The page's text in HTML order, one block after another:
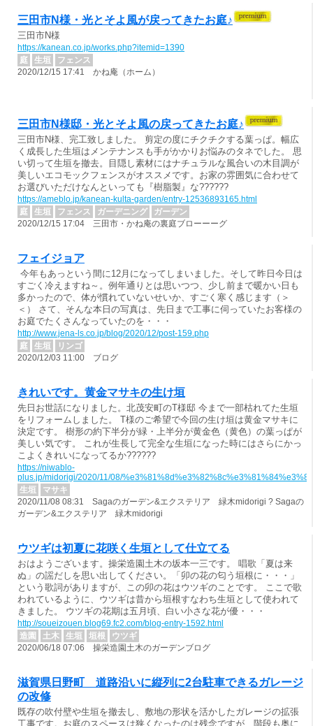
三田市N様・光とそよ風が戻ってきたお庭♪
三田市N様
https://kanean.co.jp/works.php?itemid=1390
庭
生垣
フェンス
2020/12/15 17:41 かね庵（ホーム）
三田市N様邸・光とそよ風の戻ってきたお庭♪
三田市N様、完工致しました。 剪定の度にチクチクする葉っぱ。幅広
く成長した生垣はメンテナンスも手がかかりお悩みのタネでした。 思
い切って生垣を撤去。目隠し素材にはナチュラルな風合いの木目調が
美しいエコモックフェンスがオススメです。お家の雰囲気に合わせて
お選びいただけなんといっても『樹脂製』な??????
https://ameblo.jp/kanean-kulta-garden/entry-12536893165.html
庭
生垣 フェンス ガーデニング
ガーデン
2020/12/15 17:04 三田市・かね庵の裏庭ブローーーグ
フェイジョア
今年もあっという間に12月になってしまいました。そして昨日今日は
すごく冷えますね～。例年通りとは思いつつ、少し前まで暖かい日も
多かったので、体が慣れていないせいか、すごく寒く感じます（＞
＜） さて、そんな本日の写真は、先日まで工事に伺っていたお客様の
お庭でたくさんなっていたのを・・・
http://www.jena-ls.co.jp/blog/2020/12/post-159.php
庭
生垣
リンゴ
2020/12/03 11:00 ブログ
きれいです。黄金マサキの生け垣
先日お世話になりました。北茂安町のT様邸 今まで一部枯れてた生垣
をリフォームしました。 T様のご希望で今回の生け垣は黄金マサキに
決定です。 樹形の約下半分が緑・上半分が黄金色（黄色）の葉っぱが
美しい気です。 これが生長して完全な生垣になった時にはさらにかっ
こよくきれいになってるか??????
https://niwablo-
plus.jp/midorigi/2020/11/08/
生垣
マサキ
2020/11/08 08:31 Sagaのガーデン&エクステリア 緑木midorigi ? Sagaの
ガーデン&エクステリア 緑木midorigi
ウツギは初夏に花咲く生垣として仕立てる
おはようございます。操栄造園土木の坂本一三です。 唱歌「夏は来
ぬ」の謡だしを思い出してください。「卯の花の匂う垣根に・・・」
という歌詞がありますが、この卯の花はウツギのことです。 ここで歌
われているように、ウツギは昔から垣根すなわち生垣として使われて
きました。 ウツギの花期は五月頃、白い小さな花が優・・・
http://soueizouen.blog69.fc2.com/blog-entry-1592.html
造園
土木 生垣 垣根
ウツギ
2020/06/18 07:06 操栄造園土木のガーデンブログ
滋賀県日野町 道路沿いに縦列に2台駐車できるガレージ
の改修
既存の吹付壁や生垣を撤去し、敷地の形状を活かしたガレージの拡張
工事です。お庭のスペースは狭くなったのは残念ですが、階段も奥に